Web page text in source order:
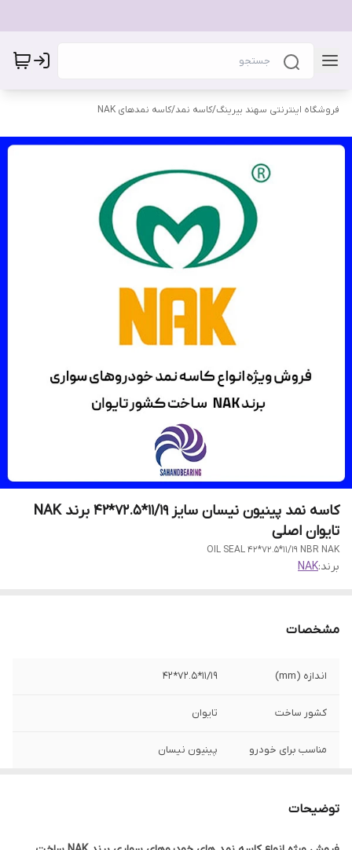
فروشگاه اینترنتی سهند بیرینگ/کاسه نمد/کاسه نمدهای NAK
کاسه نمد پینیون نیسان سایز 11/19*72.5*42 برند NAK
تایوان اصلی
OIL SEAL 42*72.5*11/19 NBR NAK
برند:NAK
مشخصات
اندازه (mm) 11/19*72.5*42
کشور ساخت تایوان
مناسب برای خودرو پینیون نیسان
توضیحات